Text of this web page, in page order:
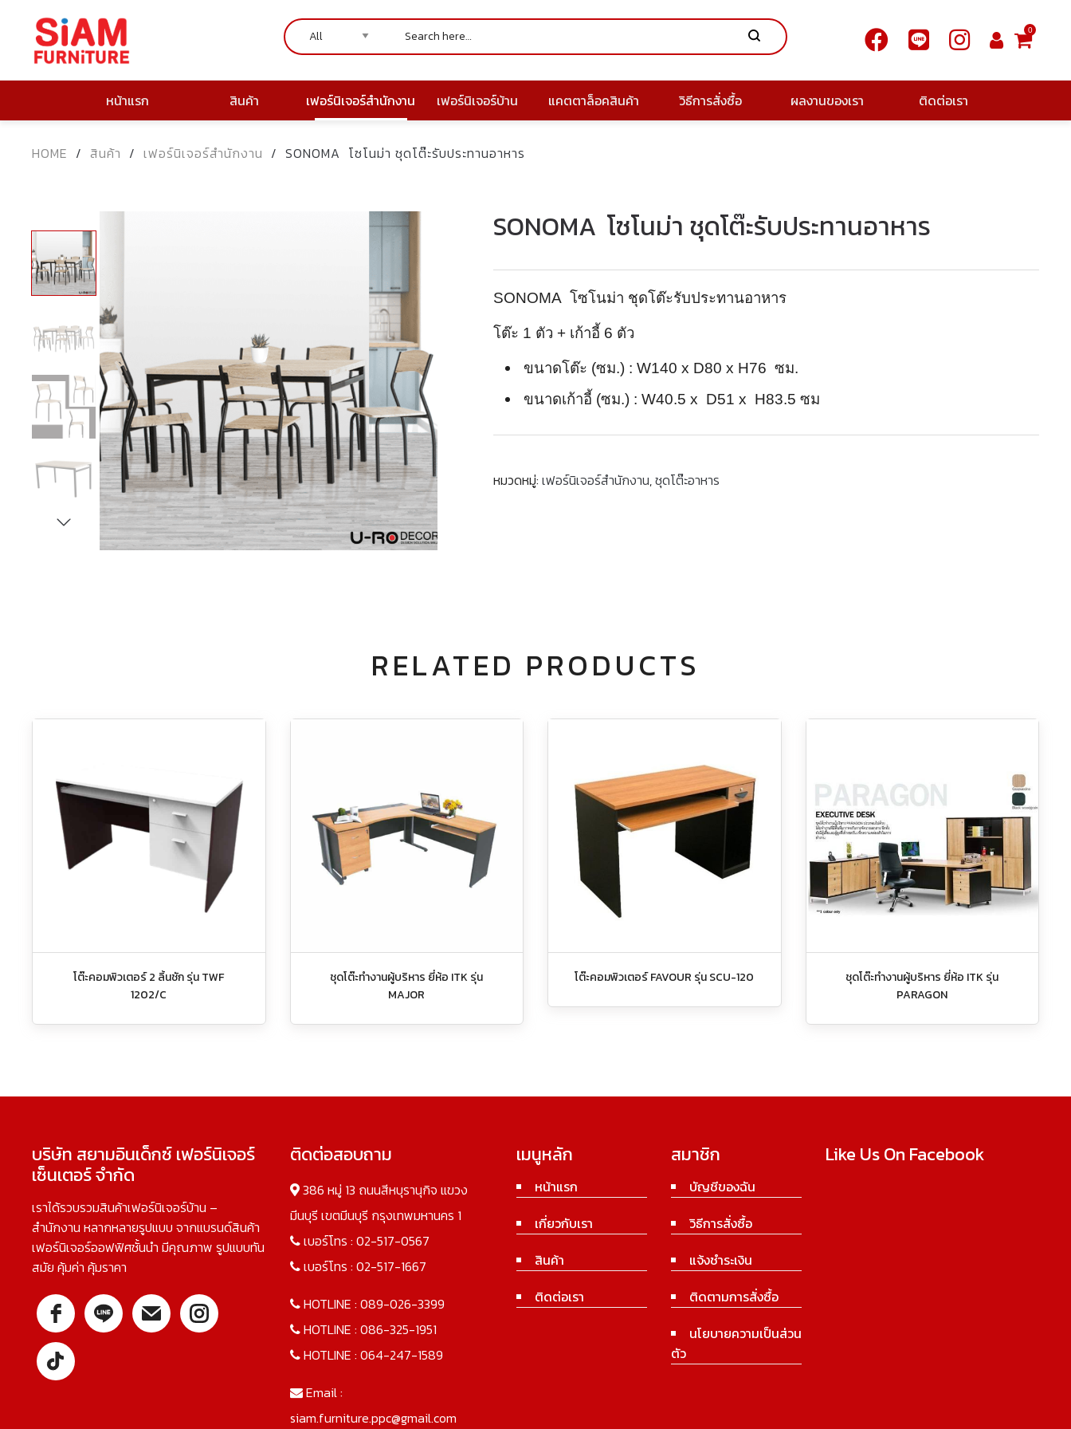
0
หน้าแรก สินค้า เฟอร์นิเจอร์สำนักงาน เฟอร์นิเจอร์บ้าน แคตตาล็อคสินค้า วิธีการสั่งซื้อ ผลงานของเรา ติดต่อเรา
HOME / สินค้า / เฟอร์นิเจอร์สำนักงาน / SONOMA โซโนม่า ชุดโต๊ะรับประทานอาหาร
SONOMA โซโนม่า ชุดโต๊ะรับประทานอาหาร
SONOMA โซโนม่า ชุดโต๊ะรับประทานอาหาร
โต๊ะ 1 ตัว + เก้าอี้ 6 ตัว
ขนาดโต๊ะ (ซม.) : W140 x D80 x H76 ซม.
ขนาดเก้าอี้ (ซม.) : W40.5 x D51 x H83.5 ซม
หมวดหมู่:เฟอร์นิเจอร์สำนักงาน,ชุดโต๊ะอาหาร
RELATED PRODUCTS
โต๊ะคอมพิวเตอร์ 2 ลิ้นชัก รุ่น TWF
1202/C
ชุดโต๊ะทำงานผู้บริหาร ยี่ห้อ ITK รุ่น
MAJOR
โต๊ะคอมพิวเตอร์ FAVOUR รุ่น SCU-120
ชุดโต๊ะทำงานผู้บริหาร ยี่ห้อ ITK รุ่น
PARAGON
บริษัท สยามอินเด็กซ์ เฟอร์นิเจอร์
เซ็นเตอร์ จำกัด
เราได้รวบรวมสินค้าเฟอร์นิเจอร์บ้าน –
สำนักงาน หลากหลายรูปแบบ จากแบรนด์สินค้า
เฟอร์นิเจอร์ออฟฟิศชั้นนำ มีคุณภาพ รูปแบบทัน
สมัย คุ้มค่า คุ้มราคา
ติดต่อสอบถาม
386 หมู่ 13 ถนนสีหบุรานุกิจ แขวง
มีนบุรี เขตมีนบุรี กรุงเทพมหานคร 1
เบอร์โทร : 02-517-0567
เบอร์โทร : 02-517-1667
HOTLINE : 089-026-3399
HOTLINE : 086-325-1951
HOTLINE : 064-247-1589
Email :
siam.furniture.ppc@gmail.com
เมนูหลัก
หน้าแรก
เกี่ยวกับเรา
สินค้า
ติดต่อเรา
สมาชิก
บัญชีของฉัน
วิธีการสั่งซื้อ
แจ้งชำระเงิน
ติดตามการสั่งซื้อ
นโยบายความเป็นส่วน
ตัว
Like Us On Facebook